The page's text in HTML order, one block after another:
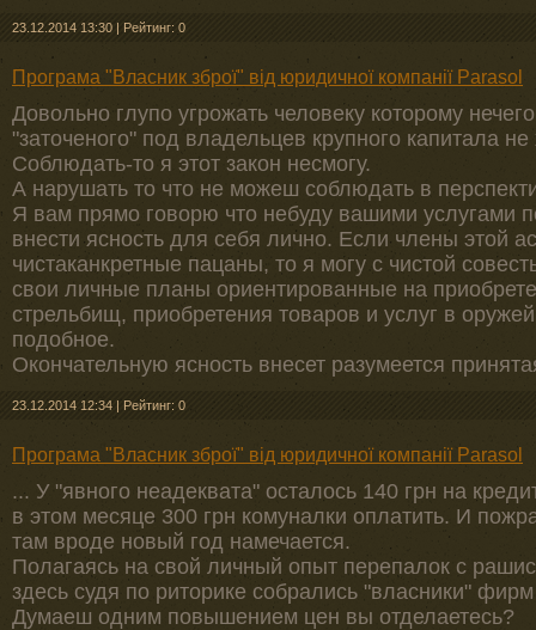
23.12.2014 13:30 | Рейтинг: 0
Програма "Власник зброї" від юридичної компанії Parasol
Довольно глупо угрожать человеку которому
"заточеного" под владельцев крупного капитала
Соблюдать-то я этот закон несмогу.
А нарушать то что не можеш соблюдать в
Я вам прямо говорю что небуду вашими услугами
внести ясность для себя лично. Если члены этой
чистаканкретные пацаны, то я могу с чистой
свои личные планы ориентированные на
стрельбищ, приобретения товаров и услуг в
подобное.
Окончательную ясность внесет разумеется
23.12.2014 12:34 | Рейтинг: 0
Програма "Власник зброї" від юридичної компанії Parasol
... У "явного неадеквата" осталось 140 грн на
в этом месяце 300 грн комуналки оплатить. И
там вроде новый год намечается.
Полагаясь на свой личный опыт перепалок с
здесь судя по риторике собрались "власники"
Думаеш одним повышением цен вы отделаетесь?